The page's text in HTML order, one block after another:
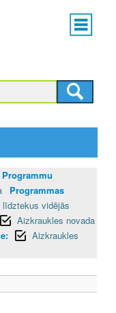
Main
menu
Programmu
Programmas
vidējās
Aizkraukles novada
Aizkraukles